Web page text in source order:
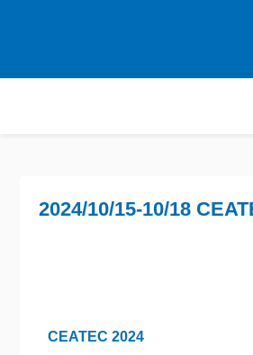
2024/10/15-10/18
CEATEC 2024